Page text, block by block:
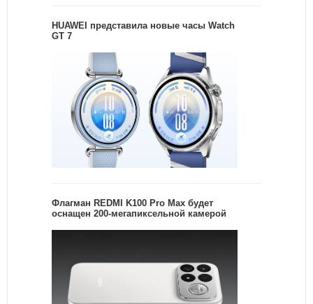
HUAWEI представила новые часы Watch
GT 7
Флагман REDMI K100 Pro Max будет
оснащен 200-мегапиксельной камерой